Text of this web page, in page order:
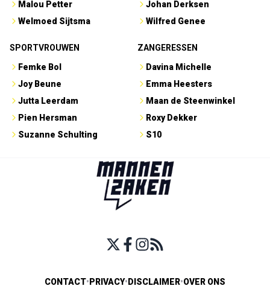
Malou Petter
Welmoed Sijtsma
Johan Derksen
Wilfred Genee
SPORTVROUWEN
Femke Bol
Joy Beune
Jutta Leerdam
Pien Hersman
Suzanne Schulting
ZANGERESSEN
Davina Michelle
Emma Heesters
Maan de Steenwinkel
Roxy Dekker
S10
CONTACT• PRIVACY• DISCLAIMER•OVER ONS